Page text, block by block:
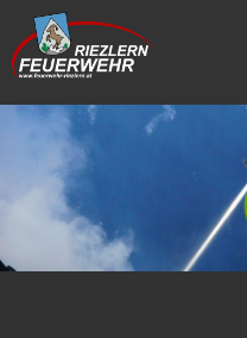
direkt zur Navigation
direkt zum Inhalt